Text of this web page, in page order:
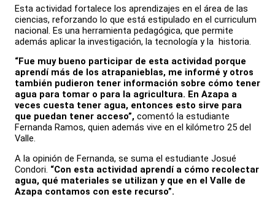
Esta actividad fortalece los aprendizajes en el área de las
ciencias, reforzando lo que está estipulado en el curriculum
nacional. Es una herramienta pedagógica, que permite
además aplicar la investigación, la tecnología y la historia.
“Fue muy bueno participar de esta actividad porque
aprendí más de los atrapanieblas, me informé y otros
también pudieron tener información sobre cómo tener
agua para tomar o para la agricultura. En Azapa a
veces cuesta tener agua, entonces esto sirve para
que puedan tener acceso”, comentó la estudiante
Fernanda Ramos, quien además vive en el kilómetro 25 del
Valle.
A la opinión de Fernanda, se suma el estudiante Josué
Condori. “Con esta actividad aprendí a cómo recolectar
agua, qué materiales se utilizan y que en el Valle de
Azapa contamos con este recurso”.